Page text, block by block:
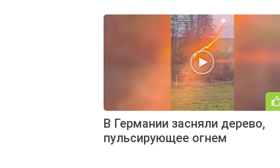
В Германии засняли дерево,
пульсирующее огнем